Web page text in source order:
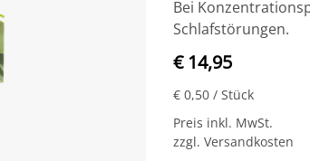
Bei
Schlafstörungen.
€ 14,95
€ 0,50 / Stück
Preis inkl. MwSt.
zzgl. Versandkosten